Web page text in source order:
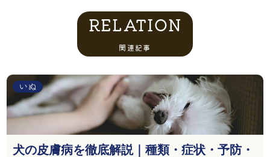
RELATION
関連記事
いぬ
犬の皮膚病を徹底解説｜種類・症状・予防・